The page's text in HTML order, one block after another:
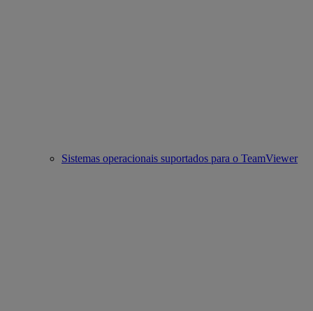
Sistemas operacionais suportados para o TeamViewer